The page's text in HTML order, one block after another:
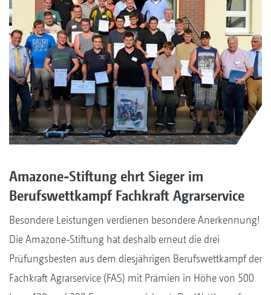
Amazone-Stiftung ehrt Sieger im
Berufswettkampf Fachkraft Agrarservice
Besondere Leistungen verdienen besondere Anerkennung!
Die Amazone-Stiftung hat deshalb erneut die drei
Prüfungsbesten aus dem diesjährigen Berufswettkampf der
Fachkraft Agrarservice (FAS) mit Prämien in Höhe von 500